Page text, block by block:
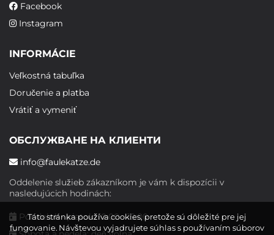
Facebook
Instagram
INFORMÁCIE
Veľkostná tabuľka
Doručenie a platba
Vrátiť a vymeniť
ОБСЛУЖВАНЕ НА КЛИЕНТИ
info@faulekatze.de
Oddelenie služieb zákazníkom je vám k dispozícii v
nasledujúcich hodinách:
Pondelok - piatok: 10:00 - 19:00
Táto stránka používa cookies, pretože sú dôležité pre jej
fungovanie. Návštevou vyjadrujete súhlas s používaním súborov